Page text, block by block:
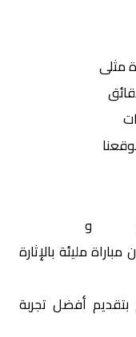
مثلى
و
مليئة بالإثارة
بتقديم أفضل تجربة